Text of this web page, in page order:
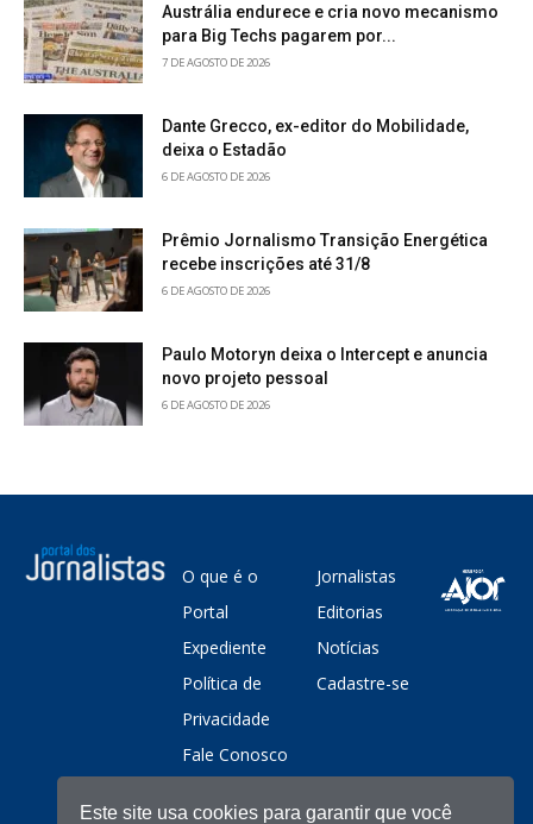
Austrália endurece e cria novo mecanismo
para Big Techs pagarem por...
7 DE AGOSTO DE 2026
Dante Grecco, ex-editor do Mobilidade,
deixa o Estadão
6 DE AGOSTO DE 2026
Prêmio Jornalismo Transição Energética
recebe inscrições até 31/8
6 DE AGOSTO DE 2026
Paulo Motoryn deixa o Intercept e anuncia
novo projeto pessoal
6 DE AGOSTO DE 2026
O que é o
Portal
Expediente
Política de
Privacidade
Fale Conosco
Jornalistas
Editorias
Notícias
Cadastre-se
Este site usa cookies para garantir que você